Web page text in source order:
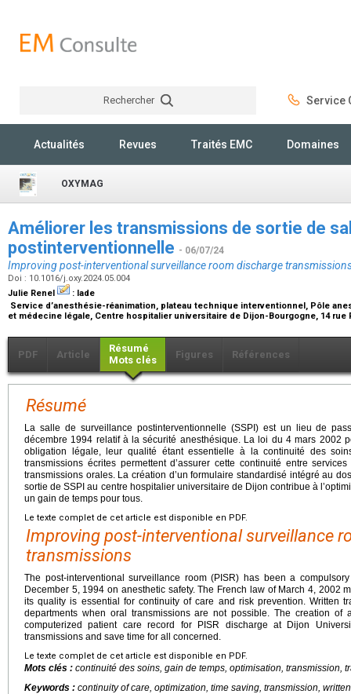
Rechercher Service
Actualités Revues Traités EMC Domaines
OXYMAG
Améliorer les transmissions de sortie de
postinterventionnelle - 06/07/24
Improving post-interventional surveillance room discharge
Doi : 10.1016/j.oxy.2024.05.004
Julie Renel
: Iade
Service d’anesthésie-réanimation, plateau technique interventionnel, Pôle
et médecine légale, Centre hospitalier universitaire de Dijon-Bourgogne, 14 rue
PDF Article
Résumé
Mots clés
Figures Références
Résumé
La salle de surveillance postinterventionnelle (SSPI) est un lieu de
décembre 1994 relatif à la sécurité anesthésique. La loi du 4 mars 2002
obligation légale, leur qualité étant essentielle à la continuité des
transmissions écrites permettent d’assurer cette continuité entre
transmissions orales. La création d’un formulaire standardisé intégré au
sortie de SSPI au centre hospitalier universitaire de Dijon contribue à
un gain de temps pour tous.
Le texte complet de cet article est disponible en PDF.
Improving post-interventional surveillance
transmissions
The post-interventional surveillance room (PISR) has been a
December 5, 1994 on anesthetic safety. The French law of March 4, 2002
its quality is essential for continuity of care and risk prevention. Written
departments when oral transmissions are not possible. The creation of
computerized patient care record for PISR discharge at Dijon
transmissions and save time for all concerned.
Le texte complet de cet article est disponible en PDF.
Mots clés : continuité des soins, gain de temps, optimisation, transmission,
Keywords : continuity of care, optimization, time saving, transmission,